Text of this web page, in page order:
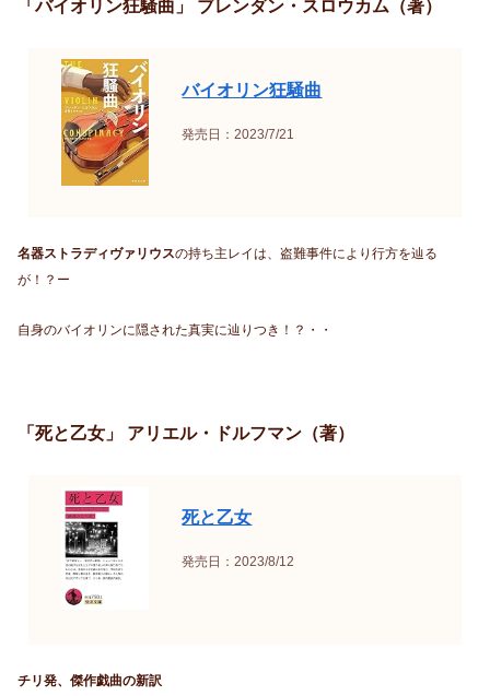
「バイオリン狂騒曲」 ブレンダン・スロウカム（著）
バイオリン狂騒曲
発売日：2023/7/21
名器ストラディヴァリウスの持ち主レイは、盗難事件により行方を辿る
が！？ー
自身のバイオリンに隠された真実に辿りつき！？・・
「死と乙女」 アリエル・ドルフマン（著）
死と乙女
発売日：2023/8/12
チリ発、傑作戯曲の新訳